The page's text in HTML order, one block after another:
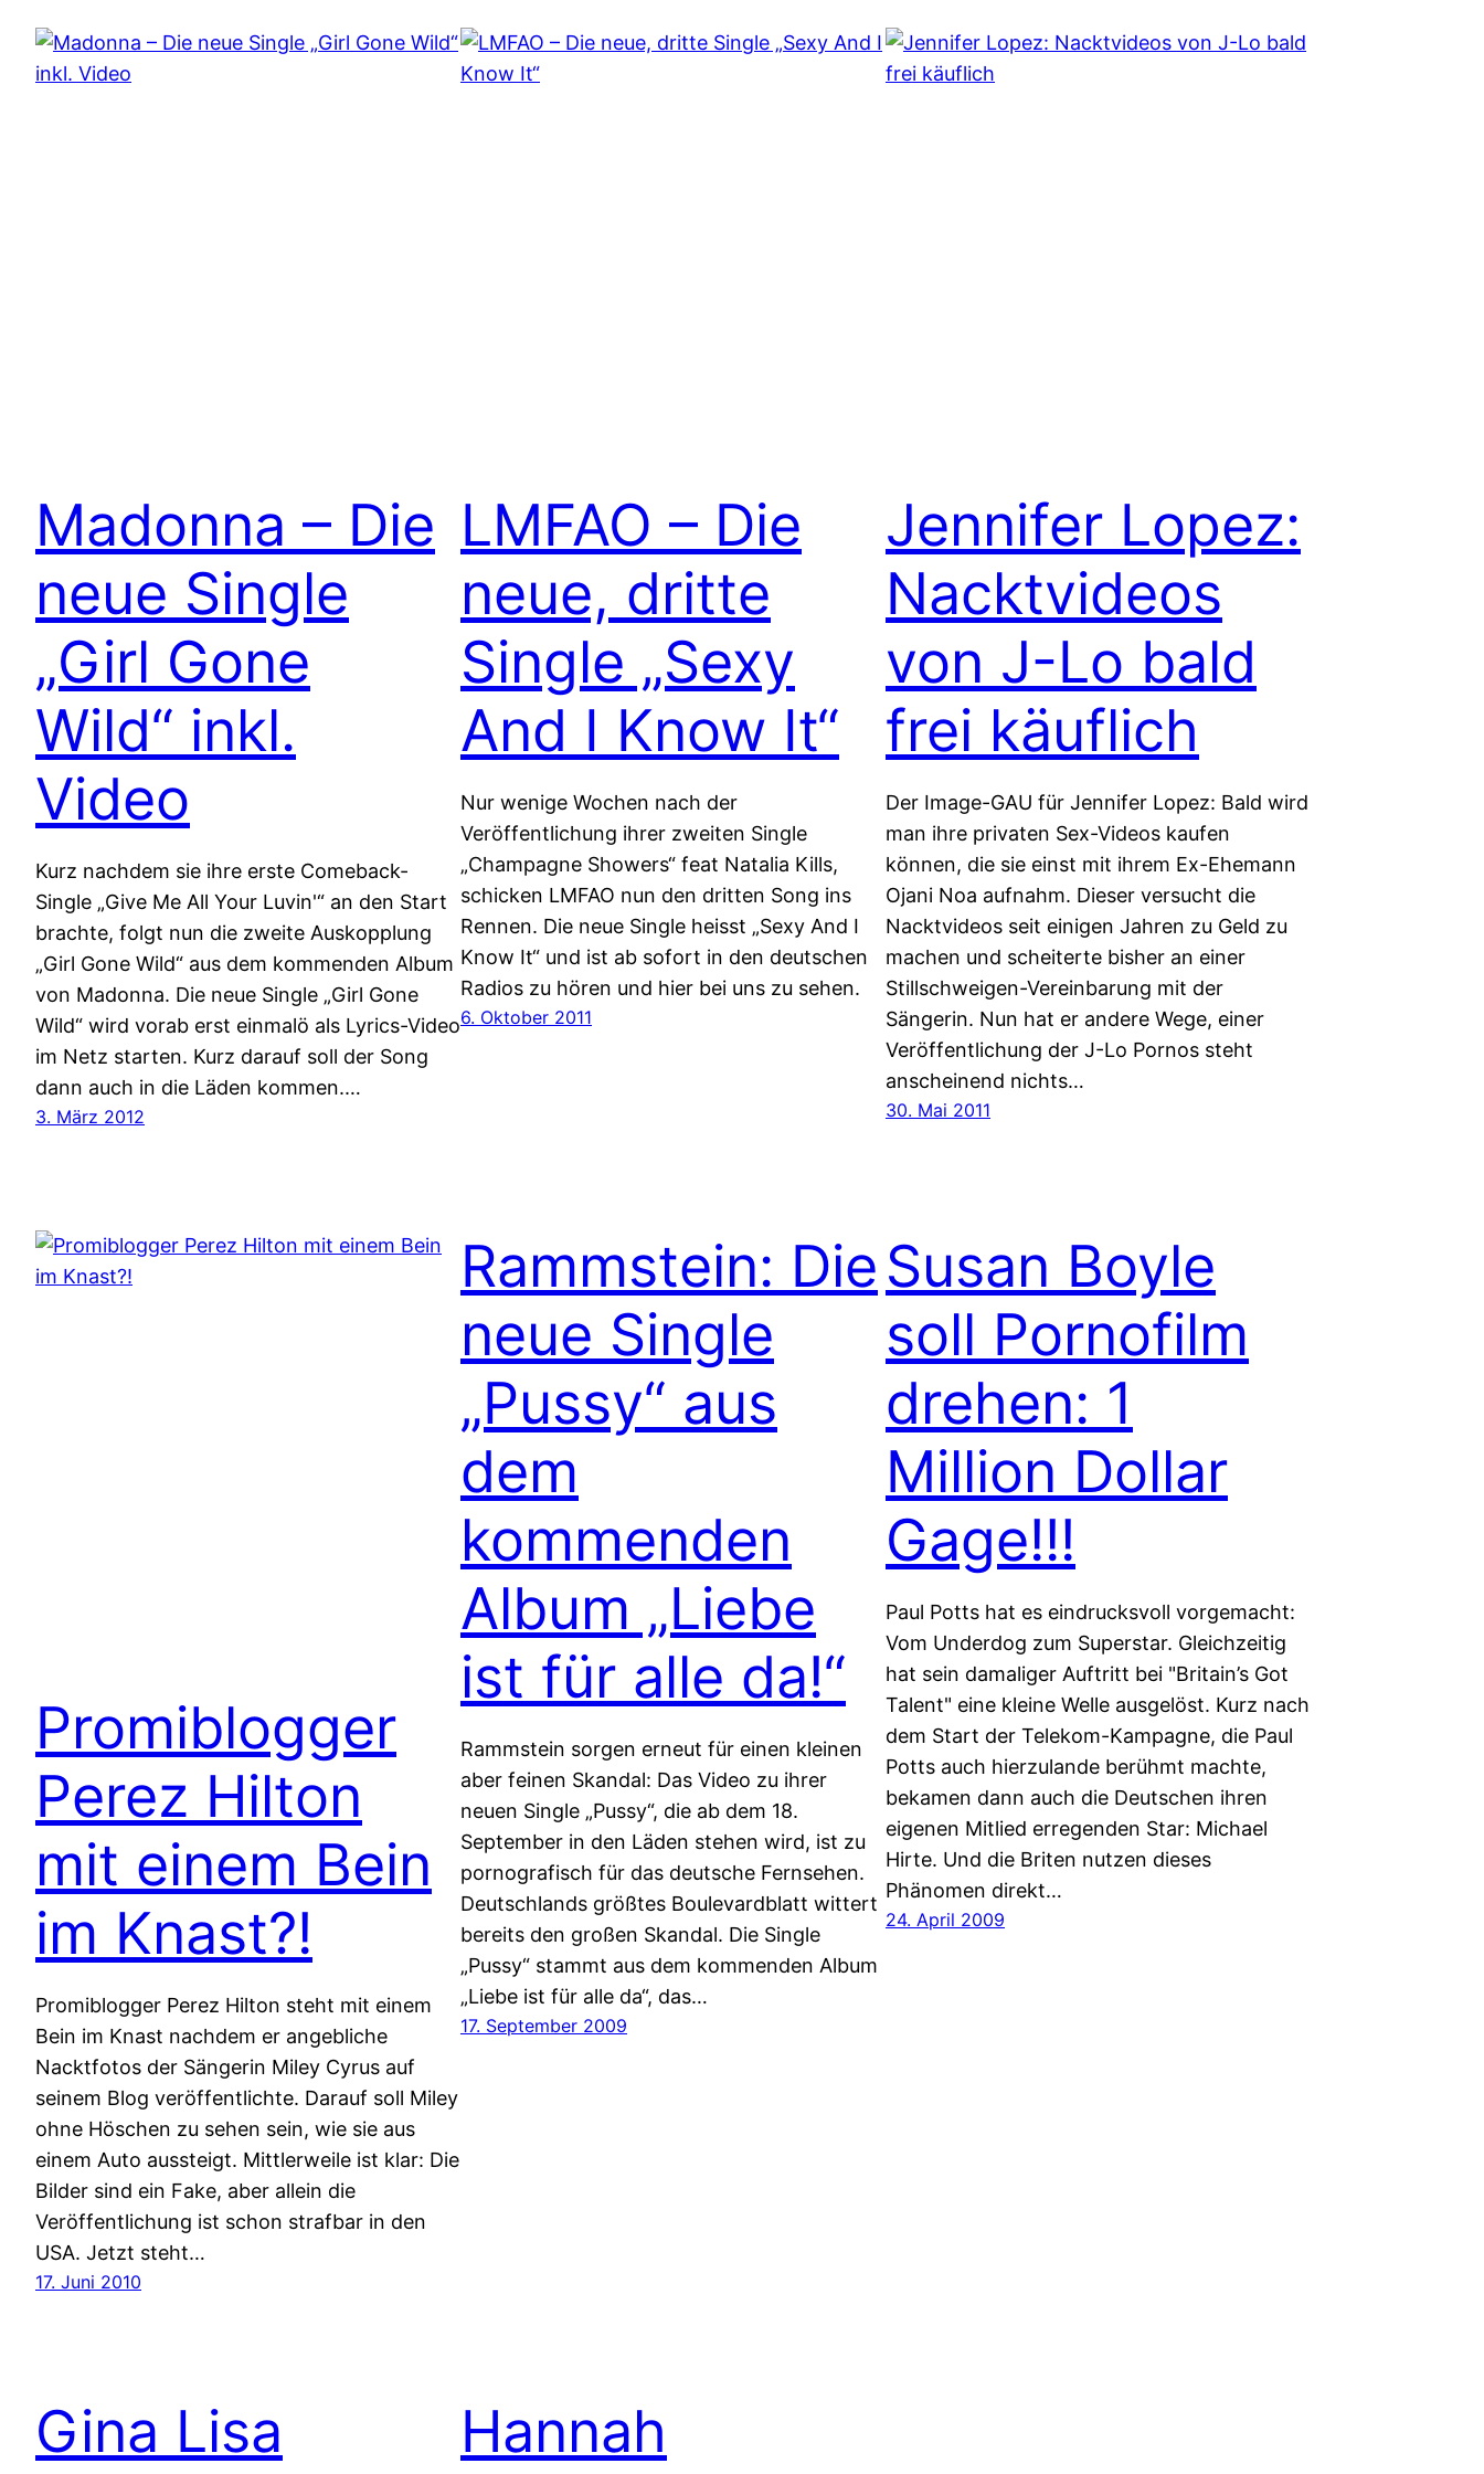
Madonna – Die
neue Single
„Girl Gone
Wild“ inkl.
Video
Kurz nachdem sie ihre erste Comeback-
Single „Give Me All Your Luvin'“ an den Start
brachte, folgt nun die zweite Auskopplung
„Girl Gone Wild“ aus dem kommenden Album
von Madonna. Die neue Single „Girl Gone
Wild“ wird vorab erst einmalö als Lyrics-Video
im Netz starten. Kurz darauf soll der Song
dann auch in die Läden kommen.…
3. März 2012
LMFAO – Die
neue, dritte
Single „Sexy
And I Know It“
Nur wenige Wochen nach der
Veröffentlichung ihrer zweiten Single
„Champagne Showers“ feat Natalia Kills,
schicken LMFAO nun den dritten Song ins
Rennen. Die neue Single heisst „Sexy And I
Know It“ und ist ab sofort in den deutschen
Radios zu hören und hier bei uns zu sehen.
6. Oktober 2011
Jennifer Lopez:
Nacktvideos
von J-Lo bald
frei käuflich
Der Image-GAU für Jennifer Lopez: Bald wird
man ihre privaten Sex-Videos kaufen
können, die sie einst mit ihrem Ex-Ehemann
Ojani Noa aufnahm. Dieser versucht die
Nacktvideos seit einigen Jahren zu Geld zu
machen und scheiterte bisher an einer
Stillschweigen-Vereinbarung mit der
Sängerin. Nun hat er andere Wege, einer
Veröffentlichung der J-Lo Pornos steht
anscheinend nichts…
30. Mai 2011
Promiblogger
Perez Hilton
mit einem Bein
im Knast?!
Promiblogger Perez Hilton steht mit einem
Bein im Knast nachdem er angebliche
Nacktfotos der Sängerin Miley Cyrus auf
seinem Blog veröffentlichte. Darauf soll Miley
ohne Höschen zu sehen sein, wie sie aus
einem Auto aussteigt. Mittlerweile ist klar: Die
Bilder sind ein Fake, aber allein die
Veröffentlichung ist schon strafbar in den
USA. Jetzt steht…
17. Juni 2010
Rammstein: Die
neue Single
„Pussy“ aus
dem
kommenden
Album „Liebe
ist für alle da!“
Rammstein sorgen erneut für einen kleinen
aber feinen Skandal: Das Video zu ihrer
neuen Single „Pussy“, die ab dem 18.
September in den Läden stehen wird, ist zu
pornografisch für das deutsche Fernsehen.
Deutschlands größtes Boulevardblatt wittert
bereits den großen Skandal. Die Single
„Pussy“ stammt aus dem kommenden Album
„Liebe ist für alle da“, das…
17. September 2009
Susan Boyle
soll Pornofilm
drehen: 1
Million Dollar
Gage!!!
Paul Potts hat es eindrucksvoll vorgemacht:
Vom Underdog zum Superstar. Gleichzeitig
hat sein damaliger Auftritt bei "Britain’s Got
Talent" eine kleine Welle ausgelöst. Kurz nach
dem Start der Telekom-Kampagne, die Paul
Potts auch hierzulande berühmt machte,
bekamen dann auch die Deutschen ihren
eigenen Mitlied erregenden Star: Michael
Hirte. Und die Briten nutzen dieses
Phänomen direkt…
24. April 2009
Gina Lisa
Hannah